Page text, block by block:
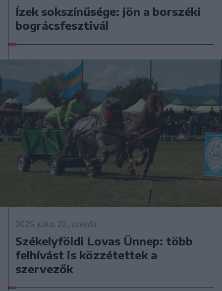
Ízek sokszínűsége: jön a borszéki
bográcsfesztivál
2026. július 22., szerda
Székelyföldi Lovas Ünnep: több
felhívást is közzétettek a
szervezők